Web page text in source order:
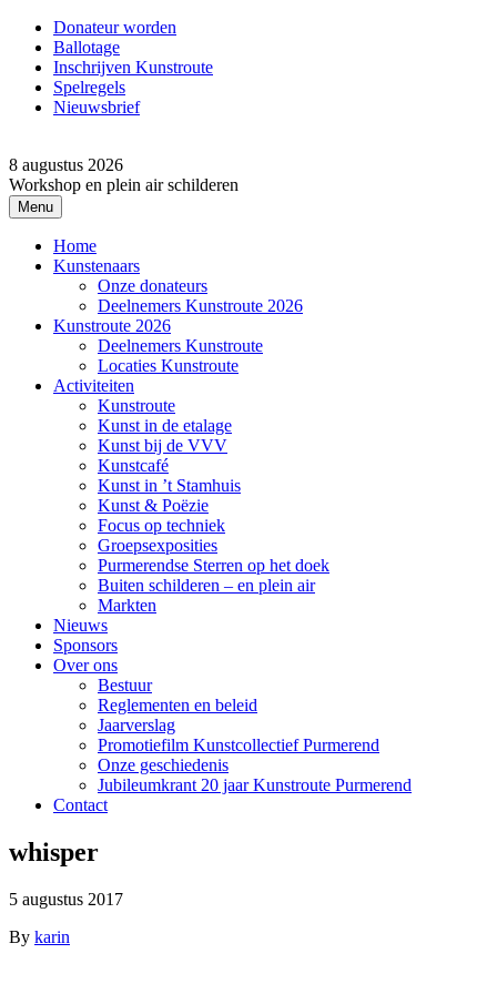
Donateur worden
Ballotage
Inschrijven Kunstroute
Spelregels
Nieuwsbrief
8 augustus 2026
Workshop en plein air schilderen
Menu
Home
Kunstenaars
Onze donateurs
Deelnemers Kunstroute 2026
Kunstroute 2026
Deelnemers Kunstroute
Locaties Kunstroute
Activiteiten
Kunstroute
Kunst in de etalage
Kunst bij de VVV
Kunstcafé
Kunst in ’t Stamhuis
Kunst & Poëzie
Focus op techniek
Groepsexposities
Purmerendse Sterren op het doek
Buiten schilderen – en plein air
Markten
Nieuws
Sponsors
Over ons
Bestuur
Reglementen en beleid
Jaarverslag
Promotiefilm Kunstcollectief Purmerend
Onze geschiedenis
Jubileumkrant 20 jaar Kunstroute Purmerend
Contact
whisper
5 augustus 2017
By karin